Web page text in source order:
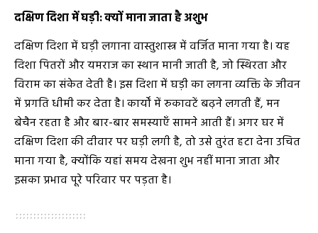
दक्षिण दिशा में घड़ी: क्यों माना जाता है अशुभ
दक्षिण दिशा में घड़ी लगाना वास्तुशास्त्र में वर्जित माना गया है। यह
दिशा पितरों और यमराज का स्थान मानी जाती है, जो स्थिरता और
विराम का संकेत देती है। इस दिशा में घड़ी का लगना व्यक्ति के जीवन
में प्रगति धीमी कर देता है। कार्यों में रुकावटें बढ़ने लगती हैं, मन
बेचैन रहता है और बार-बार समस्याएँ सामने आती हैं। अगर घर में
दक्षिण दिशा की दीवार पर घड़ी लगी है, तो उसे तुरंत हटा देना उचित
माना गया है, क्योंकि यहां समय देखना शुभ नहीं माना जाता और
इसका प्रभाव पूरे परिवार पर पड़ता है।